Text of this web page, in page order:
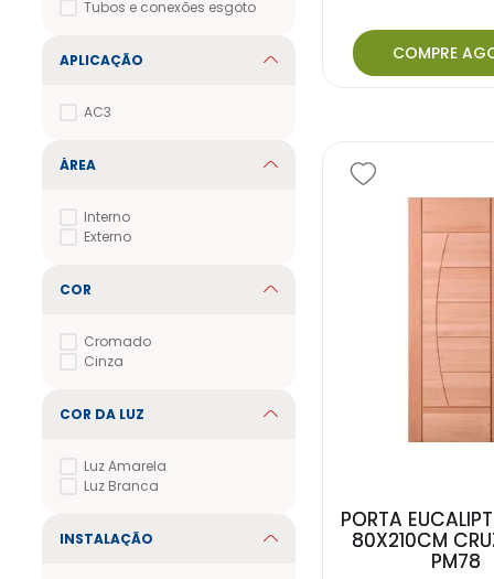
Tubos e conexões esgoto
APLICAÇÃO
AC3
ÁREA
Interno
Externo
COR
Cromado
Cinza
COR DA LUZ
Luz Amarela
Luz Branca
INSTALAÇÃO
COMPRE
PORTA
80X210CM
PM78